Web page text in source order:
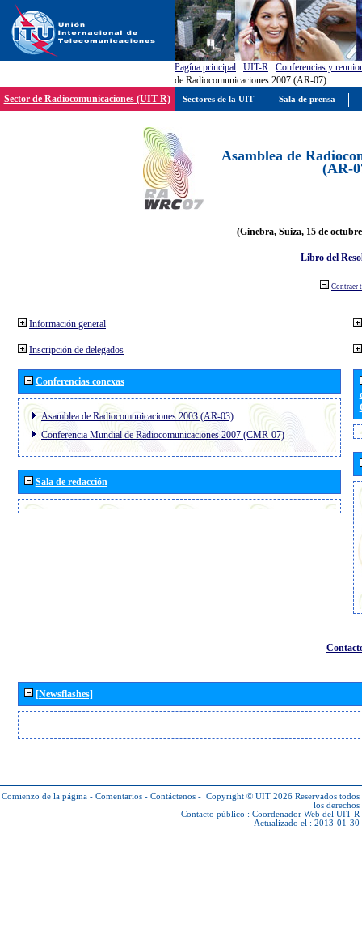
Pagína principal : UIT-R : Conferencias y
de Radiocomunicaciones 2007 (AR-07)
Sector de Radiocomunicaciones (UIT-R)
Asamblea de
(AR-
(Ginebra, Suiza, 15 de
Libro del
Contraer
Información general
Inscripción de delegados
Conferencias conexas
Asamblea de Radiocomunicaciones 2003 (AR-03)
Conferencia Mundial de Radiocomunicaciones 2007 (CMR-07)
Sala de redacción
[Newsflashes]
Comienzo de la página - Comentarios - Contáctenos - Copyright © UIT 2026 Reservados todos
los derechos
Contacto público : Coordenador Web del UIT-R
Actualizado el : 2013-01-30
Sectores de la UIT Sala de prensa